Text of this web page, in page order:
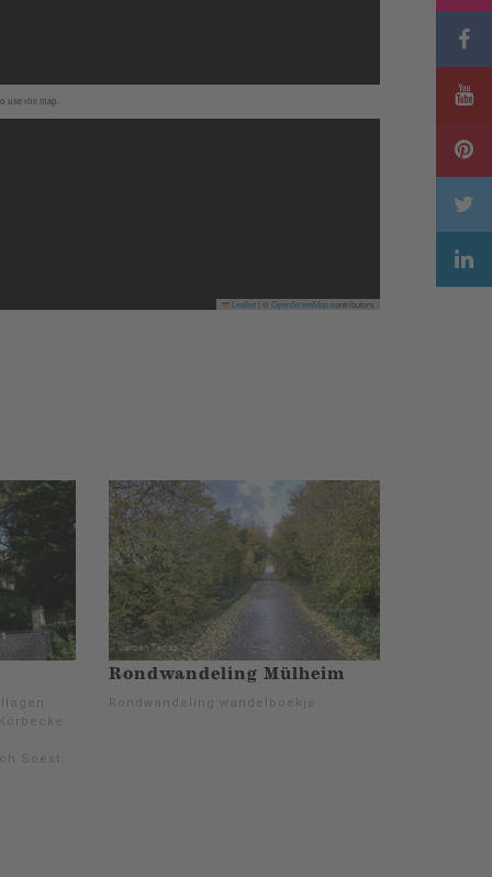
use the map.
Leaflet OpenStreetMapcontributors
Soest.
Rondwandeling Mülheim
Rondwandeling wandelboekje